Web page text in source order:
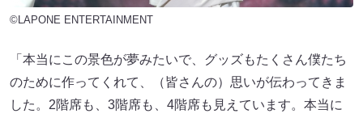
©LAPONE ENTERTAINMENT
「本当にこの景色が夢みたいで、グッズもたくさん僕たち
のために作ってくれて、（皆さんの）思いが伝わってきま
した。2階席も、3階席も、4階席も見えています。本当に